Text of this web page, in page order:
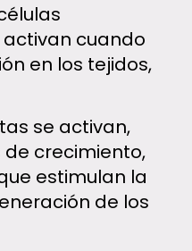
cuando
en los tejidos,
se activan,
crecimiento,
estimulan la
de los